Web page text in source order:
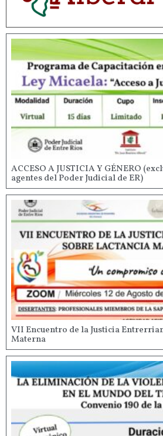
ACCESO A JUSTICIA Y GÉNERO
agentes del Poder Judicial de ER)
VII Encuentro de la Justicia
Materna